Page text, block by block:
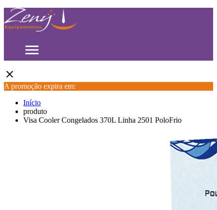
menu
close
A promoção expira em:
Início
produto
Visa Cooler Congelados 370L Linha 2501 PoloFrio